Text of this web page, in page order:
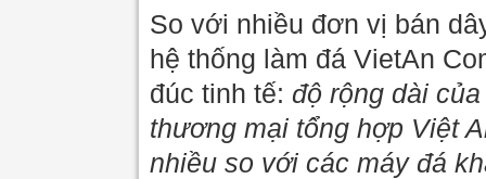
So với nhiều đơn vị bán
hệ thống làm đá VietAn
đúc tinh tế: độ rộng dài
thương mại tổng hợp Việt
nhiều so với các máy đá